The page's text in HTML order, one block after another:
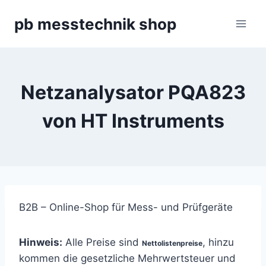
Inhaltpb messtechnik shop
Netzanalysator PQA823
von HT Instruments
B2B – Online-Shop für Mess- und Prüfgeräte
Hinweis: Alle Preise sind Nettolistenpreise, hinzu
kommen die gesetzliche Mehrwertsteuer und